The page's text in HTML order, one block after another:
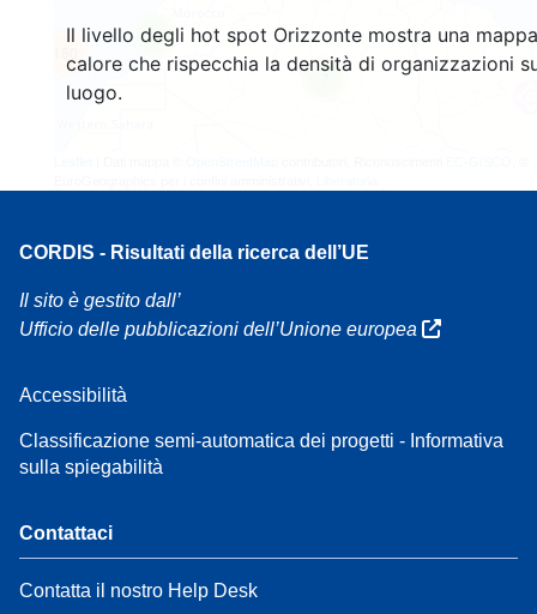
Il livello degli hot spot Orizzonte mostra una
calore che rispecchia la densità di organizzazioni
luogo.
7
4
CORDIS - Risultati della ricerca dell’UE
Il sito è gestito dall’
Ufficio delle pubblicazioni dell’Unione europea
Accessibilità
Classificazione semi-automatica dei progetti - Informativa
sulla spiegabilità
Contattaci
Contatta il nostro Help Desk